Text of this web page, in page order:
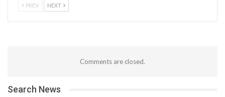
PREV NEXT
Comments are closed.
Search News